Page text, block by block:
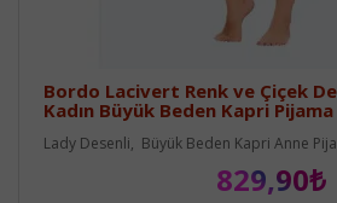
Bordo Lacivert Renk ve Çiçek
Kadın Büyük Beden Kapri Pijama
Lady Desenli, Büyük Beden Kapri Anne
829,90₺